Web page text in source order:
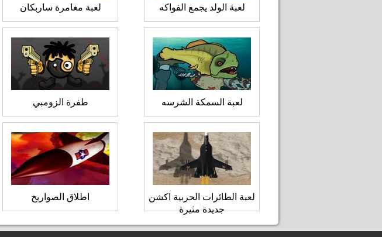
لعبة الولد يجمع الفواكه لعبة مغامرة ساربكان
لعبة السمكة الشرسه طفرة الزومبي
لعبة الطائرات الحربية اكشن
جديدة مثيرة
اطلاق الصواريخ